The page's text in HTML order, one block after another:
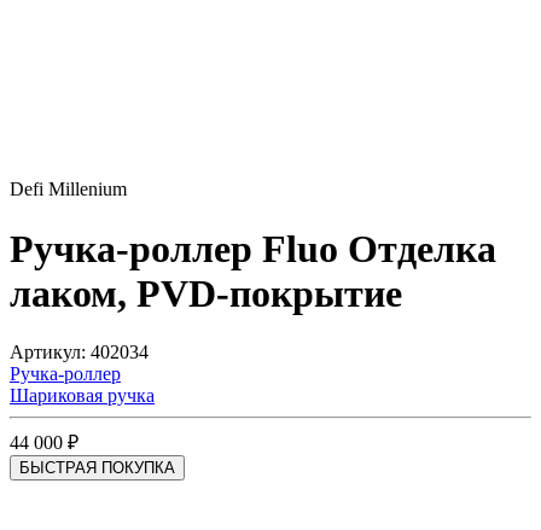
Defi Millenium
Ручка-роллер Fluo Отделка
лаком, PVD-покрытие
Артикул: 402034
Ручка-роллер
Шариковая ручка
44 000 ₽
БЫСТРАЯ ПОКУПКА